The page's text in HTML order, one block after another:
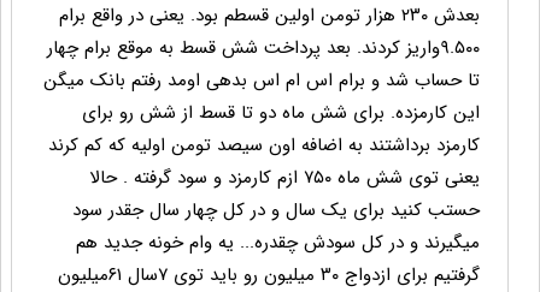
بعدش ۲۳۰ هزار تومن اولین قسطم بود. یعنی در واقع برام
۹.۵۰۰واریز کردند. بعد پرداخت شش قسط به موقع برام چهار
تا حساب شد و برام اس ام اس بدهی اومد رفتم بانک میگن
این کارمزده. برای شش ماه دو تا قسط از شش رو برای
کارمزد برداشتند به اضافه اون سیصد تومن اولیه که کم کرند
یعنی توی شش ماه ۷۵۰ ازم کارمزد و سود گرفته . حالا
حستب کنید برای یک سال و در کل چهار سال جقدر سود
میگیرند و در کل سودش چقدره... یه وام خونه جدید هم
گرفتیم برای ازدواج ۳۰ میلیون رو باید توی ۷سال ۶۱میلیون